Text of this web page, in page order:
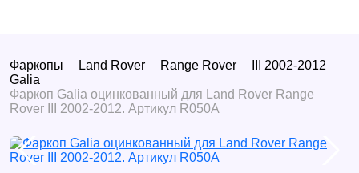
Фаркопы Land Rover Range Rover
III 2002-2012
Galia
Фаркоп Galia оцинкованный для Land Rover Range
Rover III 2002-2012. Артикул R050A